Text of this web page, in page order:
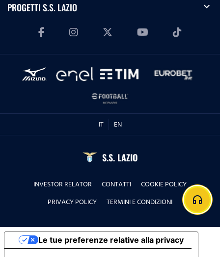
PROGETTI S.S. LAZIO expand_more
IT EN
S.S. LAZIO
INVESTOR RELATOR CONTATTI
COOKIE POLICY
PRIVACY POLICY
TERMINI E CONDIZIONI headphones
Le tue preferenze relative alla privacy